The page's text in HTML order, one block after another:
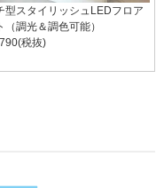
型スタイリッシュLEDフロア
（調光＆調色可能）
税抜)